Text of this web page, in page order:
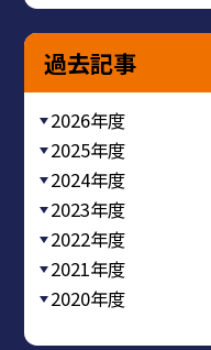
過去記事
2026年度
2025年度
2024年度
2023年度
2022年度
2021年度
2020年度